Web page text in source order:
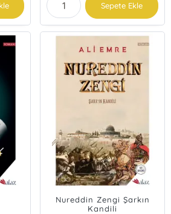
Sepete Ekle
Nureddin Zengi Şarkın
Kandili